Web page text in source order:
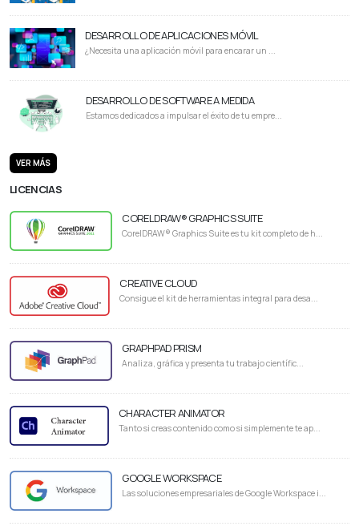
DESARROLLO DE APLICACIONES MÓVIL
¿Necesita una aplicación móvil para encarar un ...
DESARROLLO DE SOFTWARE A MEDIDA
Estamos dedicados a impulsar el éxito de tu empre...
VER MÁS
LICENCIAS
CORELDRAW® GRAPHICS SUITE
CorelDRAW® Graphics Suite es tu kit completo de h...
CREATIVE CLOUD
Consigue el kit de herramientas integral para desa...
GRAPHPAD PRISM
Analiza, gráfica y presenta tu trabajo científic...
CHARACTER ANIMATOR
Tanto si creas contenido como si simplemente te ap...
GOOGLE WORKSPACE
Las soluciones empresariales de Google Workspace i...